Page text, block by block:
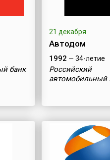
банк
21 декабря
Автодом
1992 — 34-летие
Российский
автомобильный